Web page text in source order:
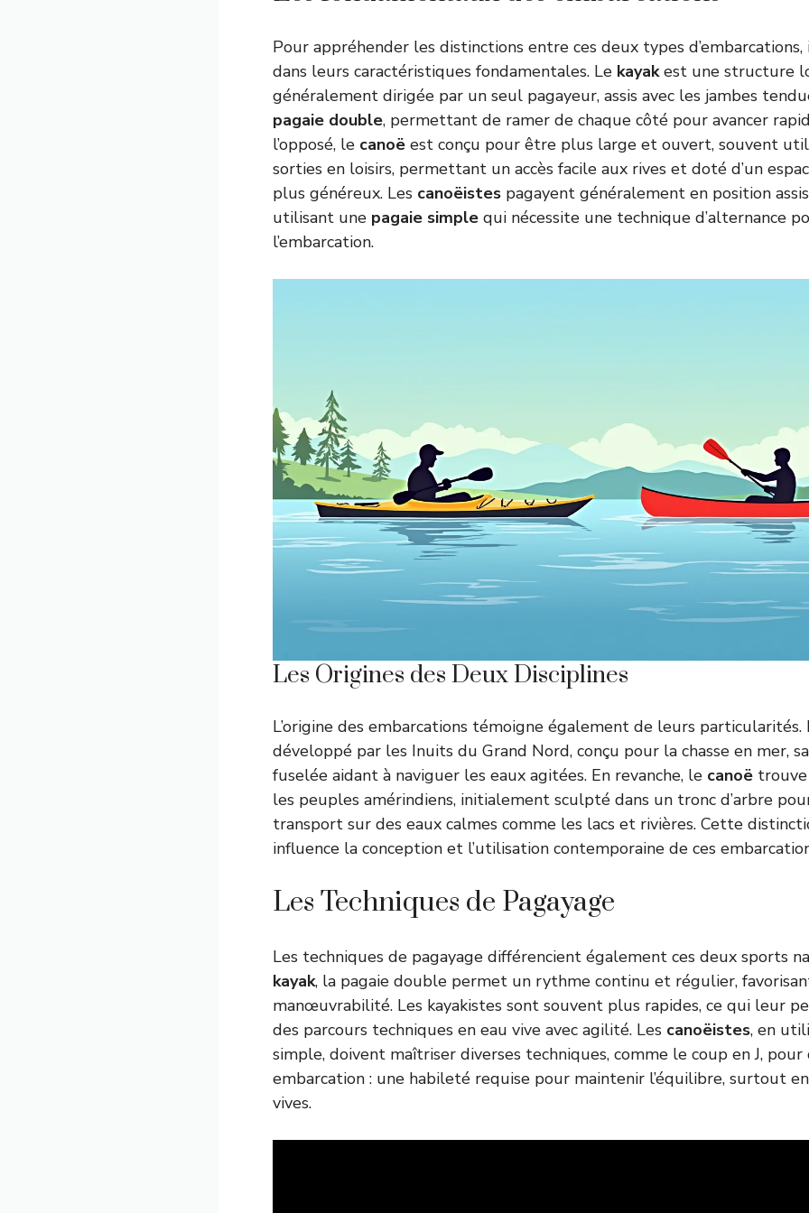
Pour appréhender les distinctions entre ces deux types
dans leurs caractéristiques fondamentales. Le kayakest une structure
généralement dirigée par un seul pagayeur, assis avec les jambes
pagaie double, permettant de ramer de chaque côté pour avancer
l’opposé, le canoë est conçu pour être plus large et ouvert, souvent
sorties en loisirs, permettant un accès facile aux rives et doté d’un
plus généreux. Les canoëistes pagayent généralement en position
utilisant une pagaie simple qui nécessite une technique d’alternance
l’embarcation.
Les Origines des Deux Disciplines
L’origine des embarcations témoigne également de leurs
développé par les Inuits du Grand Nord, conçu pour la chasse en mer,
fuselée aidant à naviguer les eaux agitées. En revanche, le canoë trouve
les peuples amérindiens, initialement sculpté dans un tronc d’arbre
transport sur des eaux calmes comme les lacs et rivières. Cette
influence la conception et l’utilisation contemporaine de ces
Les Techniques de Pagayage
Les techniques de pagayage différencient également ces deux sports
kayak, la pagaie double permet un rythme continu et régulier,
manœuvrabilité. Les kayakistes sont souvent plus rapides, ce qui leur
des parcours techniques en eau vive avec agilité. Les canoëistes, en
simple, doivent maîtriser diverses techniques, comme le coup en J,
embarcation : une habileté requise pour maintenir l’équilibre, surtout
vives.